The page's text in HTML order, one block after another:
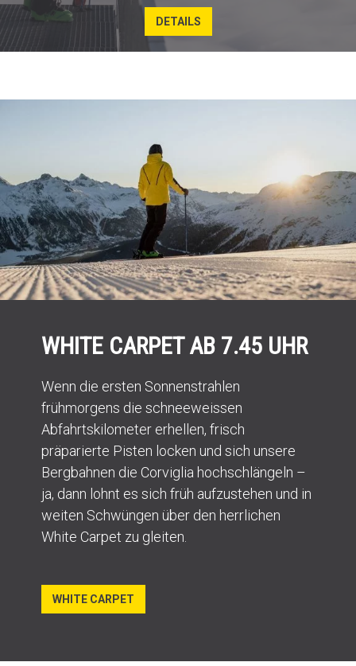
DETAILS
WHITE CARPET AB 7.45 UHR
Wenn die ersten Sonnenstrahlen
frühmorgens die schneeweissen
Abfahrtskilometer erhellen, frisch
präparierte Pisten locken und sich unsere
Bergbahnen die Corviglia hochschlängeln –
ja, dann lohnt es sich früh aufzustehen und in
weiten Schwüngen über den herrlichen
White Carpet zu gleiten.
WHITE CARPET